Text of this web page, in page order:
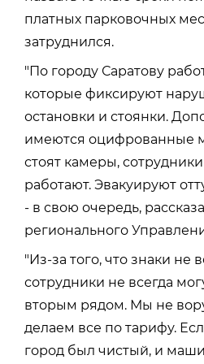
платных парковочных
затруднился.
"По городу Саратову
которые фиксируют
остановки и стоянки.
имеются оцифрованные
стоят камеры,
работают. Эвакуируют
- в свою очередь,
регионального
"Из-за того, что знаки не
сотрудники не всегда
вторым рядом. Мы не
делаем все по тарифу.
город был чистый, и